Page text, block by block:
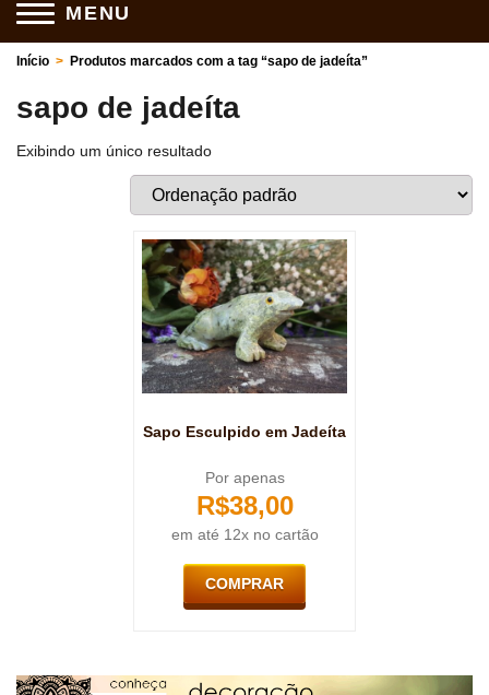
MENU
Início > Produtos marcados com a tag “sapo de jadeíta”
sapo de jadeíta
Exibindo um único resultado
Sapo Esculpido em Jadeíta
Por apenas
R$38,00
em até 12x no cartão
COMPRAR